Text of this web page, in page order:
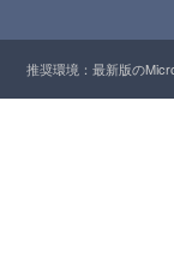
推奨環境：最新版の